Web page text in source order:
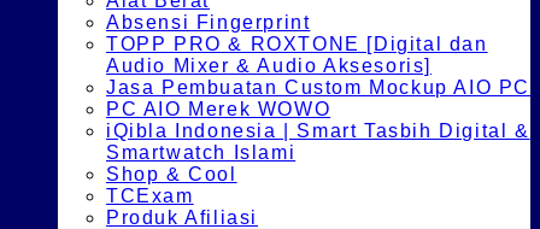
Absensi Fingerprint
TOPP PRO & ROXTONE [Digital dan
Audio Mixer & Audio Aksesoris]
Jasa Pembuatan Custom Mockup AIO PC
PC AIO Merek WOWO
iQibla Indonesia | Smart Tasbih Digital &
Smartwatch Islami
Shop & Cool
TCExam
Produk Afiliasi